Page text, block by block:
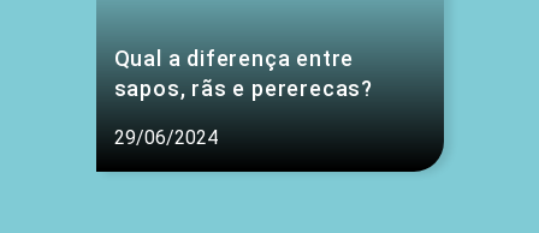
Qual a diferença entre
sapos, rãs e pererecas?
29/06/2024